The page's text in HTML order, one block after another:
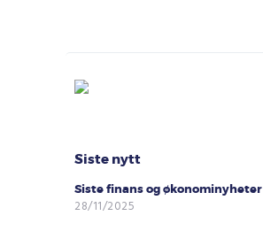
Siste nytt
Siste finans og økonominyheter
28/11/2025